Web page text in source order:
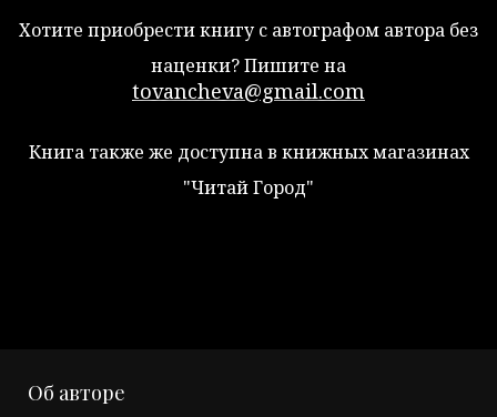
Хотите приобрести книгу с автографом автора без
наценки? Пишите на
tovancheva@gmail.com
Книга также же доступна в книжных магазинах
"Читай Город"
Об авторе